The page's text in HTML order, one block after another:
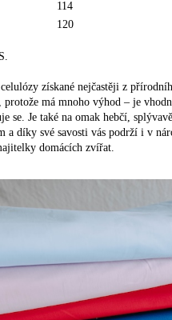
114
120
získané nejčastěji z
má mnoho výhod – je
se. Je také na omak hebčí,
díky své savosti vás podrží i v
domácích zvířat.